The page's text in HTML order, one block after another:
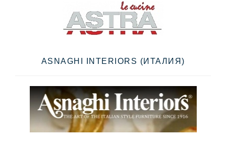
ASNAGHI INTERIORS (ИТАЛИЯ)